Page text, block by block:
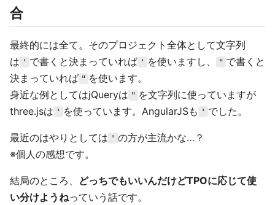
合
最終的には全て。そのプロジェクト全体として文字列
は ' で書くと決まっていれば ' を使いますし、 " で書くと
決まっていれば " を使います。
身近な例としてはjQueryは " を文字列に使っていますが
three.jsは ' を使っています。AngularJSも ' でした。
最近のはやりとしては ' の方が主流かな…？
※個人の感想です。
結局のところ、 どっちでもいいんだけどTPOに応じて使
い分けようねっていう話です。